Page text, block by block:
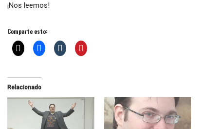
¡Nos leemos!
Comparte esto:
Relacionado